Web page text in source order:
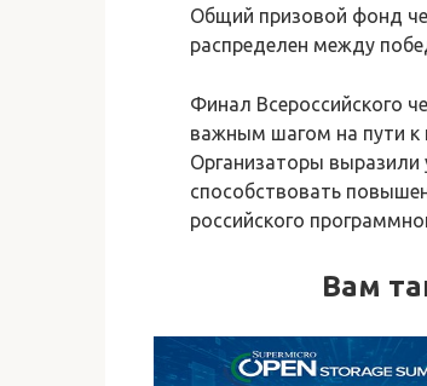
Общий призовой фонд
распределен между
Финал Всероссийского
важным шагом на пути к
Организаторы выразили
способствовать
российского
Вам